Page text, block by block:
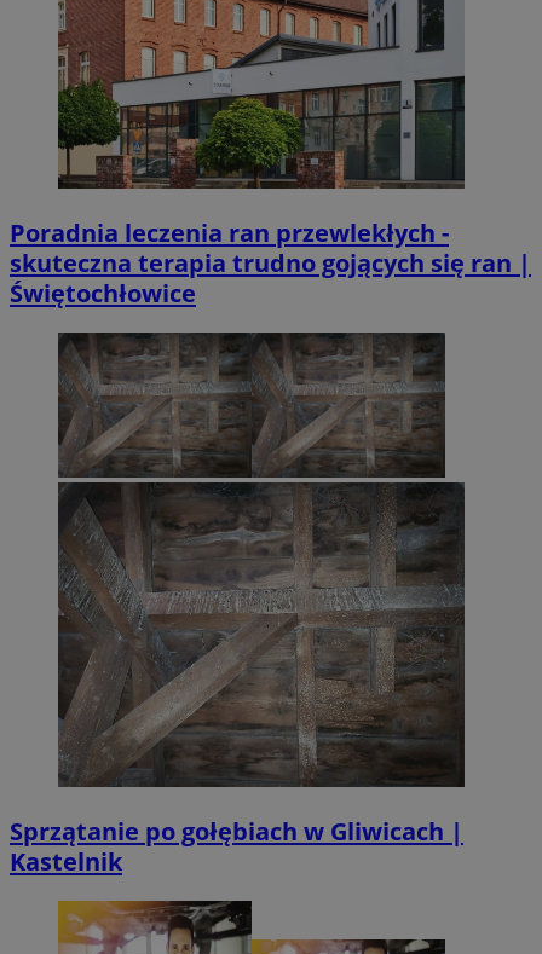
Poradnia leczenia ran przewlekłych -
skuteczna terapia trudno gojących się ran |
Świętochłowice
Sprzątanie po gołębiach w Gliwicach |
Kastelnik